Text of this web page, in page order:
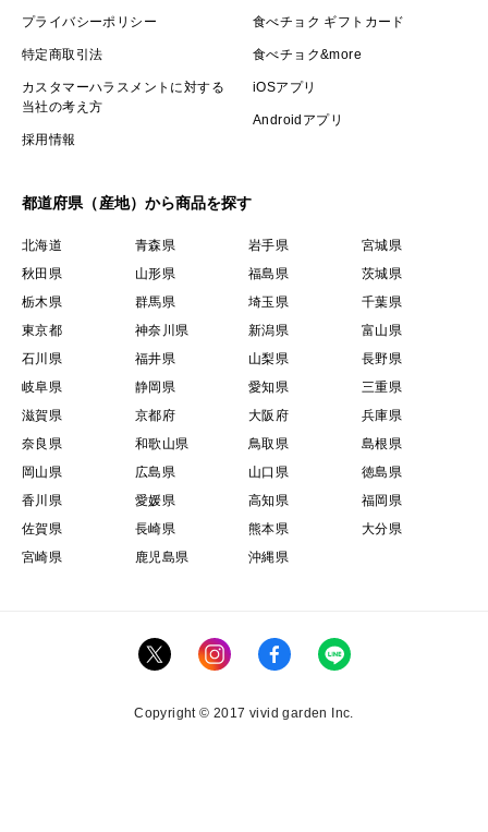
プライバシーポリシー
特定商取引法
カスタマーハラスメントに対する
当社の考え方
採用情報
食べチョク ギフトカード
食べチョク&more
iOSアプリ
Androidアプリ
都道府県（産地）から商品を探す
北海道 青森県 岩手県
宮城県
秋田県
山形県 福島県
茨城県
栃木県
群馬県 埼玉県
千葉県
東京都
神奈川県 新潟県
富山県
石川県
福井県 山梨県
長野県
岐阜県
静岡県 愛知県
三重県
滋賀県
京都府 大阪府
兵庫県
奈良県
和歌山県 鳥取県
島根県
岡山県
広島県 山口県
徳島県
香川県
愛媛県 高知県
福岡県
佐賀県
長崎県 熊本県
大分県
宮崎県
鹿児島県 沖縄県
Copyright © 2017 vivid garden Inc.